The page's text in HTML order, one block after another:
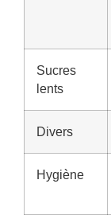
Sucres
lents
Divers
Hygiène